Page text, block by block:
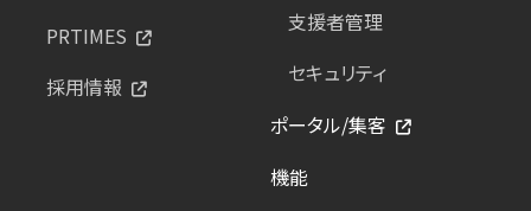
PRTIMES
採用情報
支援者管理
セキュリティ
ポータル/集客
機能